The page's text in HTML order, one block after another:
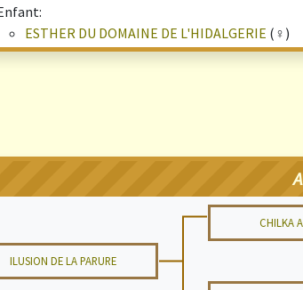
ESTHER DU DOMAINE DE L'HIDALGERIE (♀)
CHILKA
ILUSION DE LA PARURE